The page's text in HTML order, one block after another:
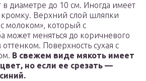
диаметре до 10 см. Иногда имеет
Верхний слой шляпки
молоком», который с
может меняться до коричневого
Поверхность сухая с
В свежем виде мякоть имеет
но если ее срезать —